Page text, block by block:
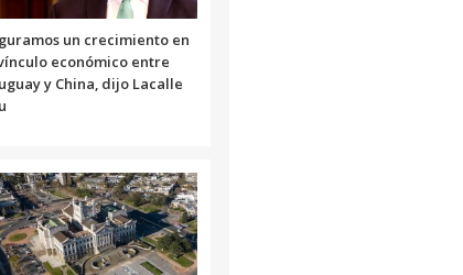
un crecimiento en
económico entre
y China, dijo Lacalle